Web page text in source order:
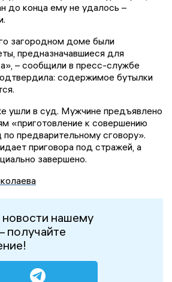
до конца ему не удалось –
загородном доме были
предназначавшиеся для
– сообщили в пресс-службе
содержимое бутылки
ушли в суд. Мужчине предъявлено
«приготовление к совершению
по предварительному сговору».
приговора под стражей, а
завершено.
нашему
получайте